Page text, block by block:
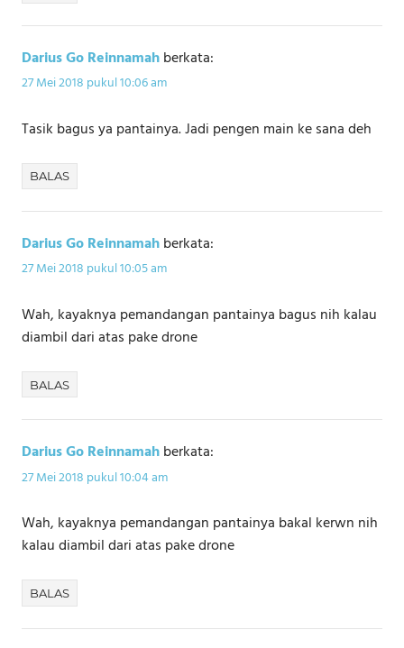
Darius Go Reinnamahberkata:
27 Mei 2018 pukul 10:06 am
Tasik bagus ya pantainya. Jadi pengen main ke sana deh
BALAS
Darius Go Reinnamahberkata:
27 Mei 2018 pukul 10:05 am
Wah, kayaknya pemandangan pantainya bagus nih kalau
diambil dari atas pake drone
BALAS
Darius Go Reinnamahberkata:
27 Mei 2018 pukul 10:04 am
Wah, kayaknya pemandangan pantainya bakal kerwn nih
kalau diambil dari atas pake drone
BALAS